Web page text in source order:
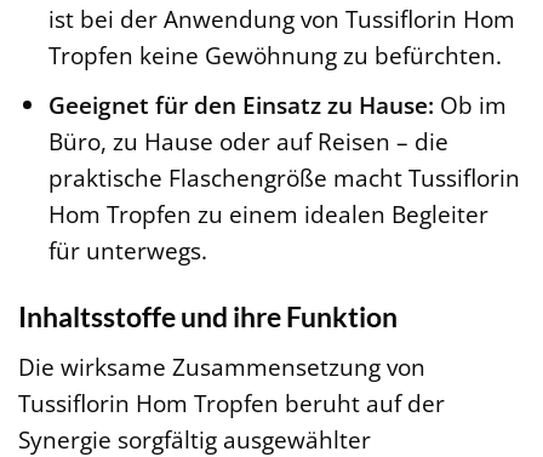
ist bei der Anwendung von Tussiflorin Hom
Tropfen keine Gewöhnung zu befürchten.
Geeignet für den Einsatz zu Hause: Ob im
Büro, zu Hause oder auf Reisen – die
praktische Flaschengröße macht Tussiflorin
Hom Tropfen zu einem idealen Begleiter
für unterwegs.
Inhaltsstoffe und ihre Funktion
Die wirksame Zusammensetzung von
Tussiflorin Hom Tropfen beruht auf der
Synergie sorgfältig ausgewählter